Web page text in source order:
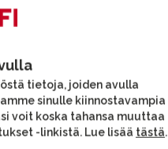
tietoja, joiden avulla
sinulle kiinnostavampia
voit koska tahansa muuttaa
-linkistä. Lue lisää tästä.